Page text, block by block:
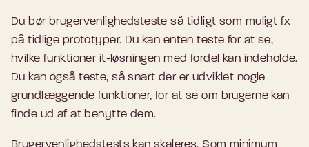
Du bør brugervenlighedsteste så tidligt som muligt fx
på tidlige prototyper. Du kan enten teste for at se,
hvilke funktioner it-løsningen med fordel kan indeholde.
Du kan også teste, så snart der er udviklet nogle
grundlæggende funktioner, for at se om brugerne kan
finde ud af at benytte dem.
Brugervenlighedstests kan skaleres. Som minimum